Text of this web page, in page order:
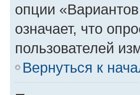
опции
означает, что
пользователей
Вернуться к